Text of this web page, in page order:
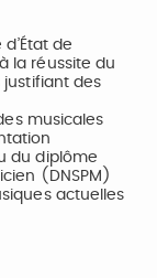
de
la réussite du
justifiant des
musicales
du diplôme
(DNSPM)
actuelles